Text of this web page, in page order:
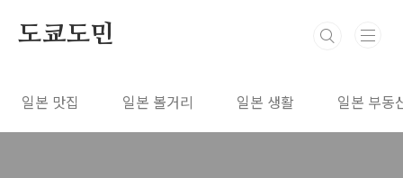
도쿄도민
일본 맛집 일본 볼거리 일본 생활 일본 부동